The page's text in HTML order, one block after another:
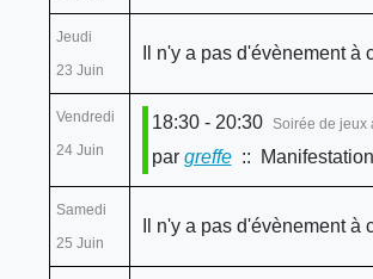
Jeudi
23 Juin
Il n'y a pas d'évènement à
Vendredi
24 Juin
18:30 - 20:30 Soirée de jeux
par greffe::
Samedi
25 Juin
Il n'y a pas d'évènement à